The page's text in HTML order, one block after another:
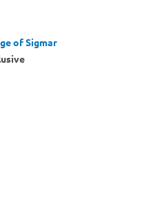
of Sigmar